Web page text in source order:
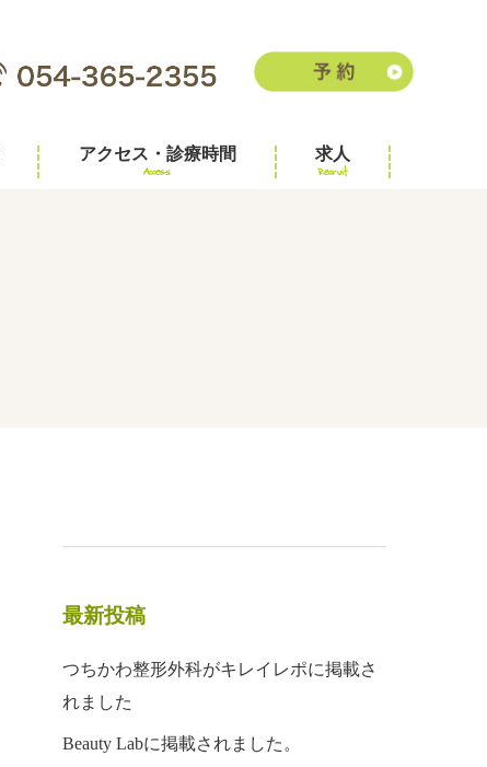
アクセス・診療時間
Access
求人
Recruit
最新投稿
つちかわ整形外科がキレイレポに掲載さ
れました
Beauty Labに掲載されました。